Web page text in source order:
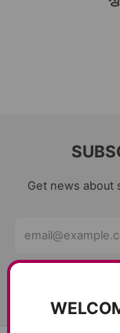
Get news about